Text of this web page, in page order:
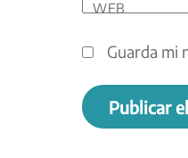
WEB
Guarda mi